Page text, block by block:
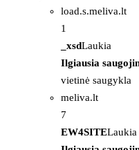
load.s.meliva.lt
1
_xsdLaukia
Ilgiausia
vietinė saugykla
meliva.lt
7
EW4SITELaukia